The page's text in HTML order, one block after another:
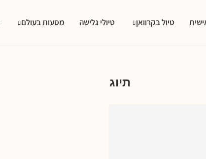
מסעות בעולם טיולי גלישה טיול בקרוואן
תיוג